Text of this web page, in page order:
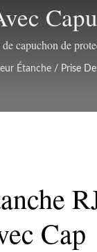
capuchon de
extérieur et
Étanche / Prise
Cap